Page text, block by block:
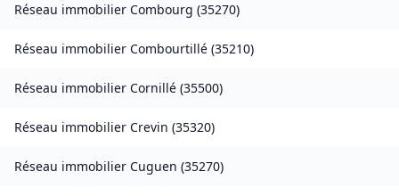
Réseau immobilier Combourg (35270)
Réseau immobilier Combourtillé (35210)
Réseau immobilier Cornillé (35500)
Réseau immobilier Crevin (35320)
Réseau immobilier Cuguen (35270)